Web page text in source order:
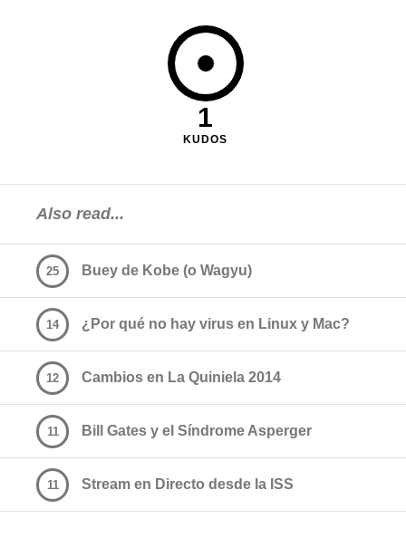
1
KUDOS
Also read...
Buey de Kobe (o Wagyu)
25
¿Por qué no hay virus en Linux y Mac?
14
Cambios en La Quiniela 2014
12
Bill Gates y el Síndrome Asperger
11
Stream en Directo desde la ISS
11